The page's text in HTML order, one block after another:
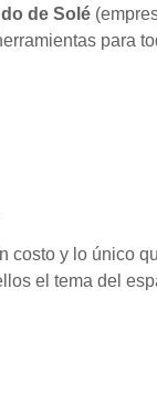
de Solé
para
costo y lo único
el tema del